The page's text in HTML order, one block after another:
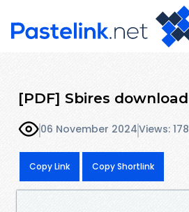
[PDF] Sbires download
06 November 2024Views: 178
Copy Link Copy Shortlink